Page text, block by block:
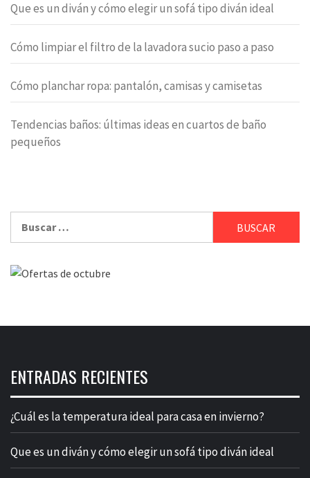
Que es un diván y cómo elegir un sofá tipo diván ideal
Cómo limpiar el filtro de la lavadora sucio paso a paso
Cómo planchar ropa: pantalón, camisas y camisetas
Tendencias baños: últimas ideas en cuartos de baño
pequeños
ENTRADAS RECIENTES
¿Cuál es la temperatura ideal para casa en invierno?
Que es un diván y cómo elegir un sofá tipo diván ideal